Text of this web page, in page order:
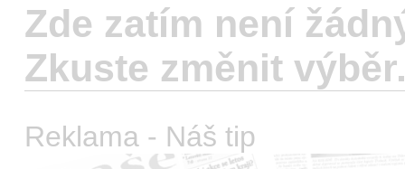
Zde zatím není
Zkuste změnit
Reklama - Náš tip